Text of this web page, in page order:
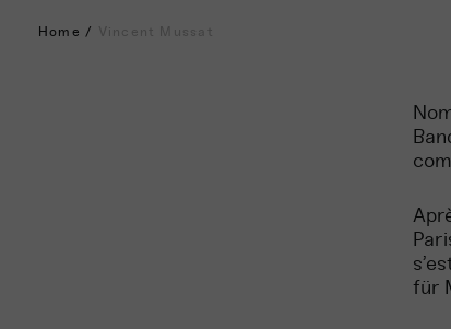
Home / Vincent Mussat
für